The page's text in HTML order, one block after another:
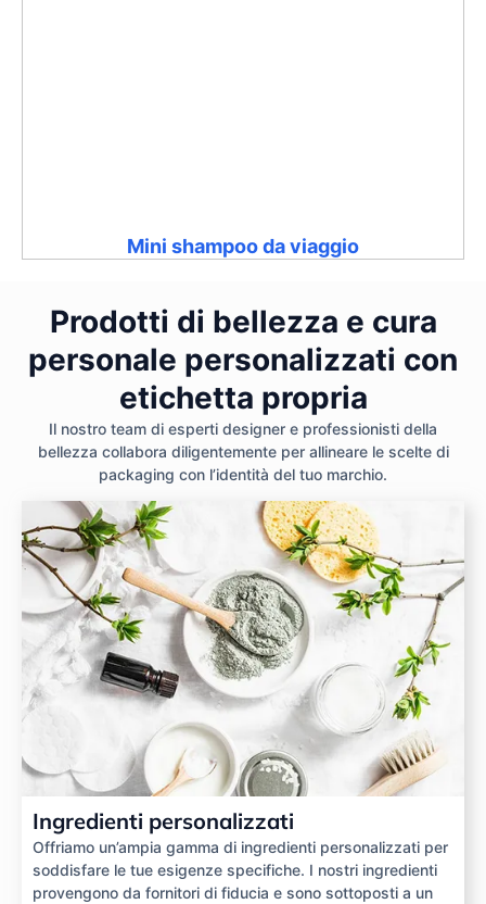
Mini shampoo da viaggio
Prodotti di bellezza e cura
personale personalizzati con
etichetta propria
Il nostro team di esperti designer e professionisti della
bellezza collabora diligentemente per allineare le scelte di
packaging con l’identità del tuo marchio.
Ingredienti personalizzati
Offriamo un’ampia gamma di ingredienti personalizzati per
soddisfare le tue esigenze specifiche. I nostri ingredienti
provengono da fornitori di fiducia e sono sottoposti a un